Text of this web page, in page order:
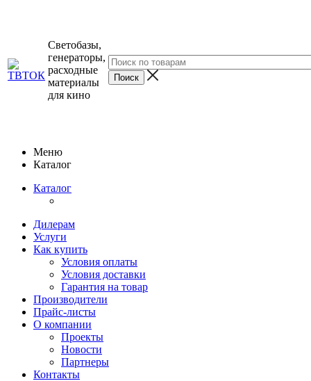
Светобазы,
генераторы,
расходные
материалы
для кино
Меню
Каталог
Каталог
Дилерам
Услуги
Как купить
Условия оплаты
Условия доставки
Гарантия на товар
Производители
Прайс-листы
О компании
Проекты
Новости
Партнеры
Контакты